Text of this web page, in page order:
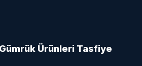
Ürünleri Tasfiye